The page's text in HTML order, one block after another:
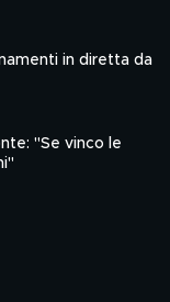
in diretta da
"Se vinco le